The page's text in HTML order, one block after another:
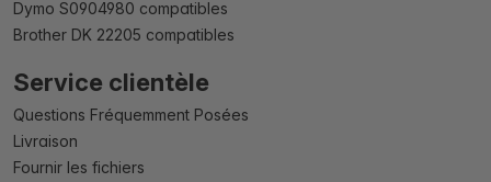
Dymo S0904980 compatibles
Brother DK 22205 compatibles
Service clientèle
Questions Fréquemment Posées
Livraison
Fournir les fichiers